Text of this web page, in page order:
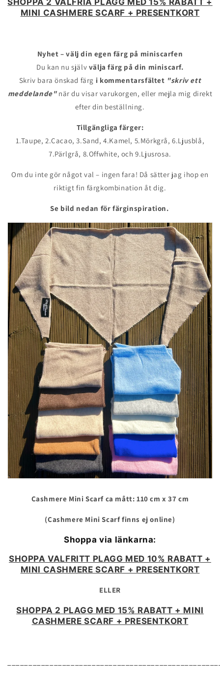
MINI CASHMERE SCARF + PRESENTKORT
Nyhet – välj din egen färg på miniscarfen
Du kan nu själv välja färg på din miniscarf.
Skriv bara önskad färg i kommentarsfältet "skriv ett
meddelande" när du visar varukorgen, eller mejla mig direkt
efter din beställning.
Tillgängliga färger:
1.Taupe, 2.Cacao, 3.Sand, 4.Kamel, 5.Mörkgrå, 6.Ljusblå,
7.Pärlgrå, 8.Offwhite, och 9.Ljusrosa.
Om du inte gör något val – ingen fara! Då sätter jag ihop en
riktigt fin färgkombination åt dig.
Se bild nedan för färginspiration.
Cashmere Mini Scarf ca mått: 110 cm x 37 cm
(Cashmere Mini Scarf finns ej online)
Shoppa via länkarna:
SHOPPA VALFRITT PLAGG MED 10% RABATT +
MINI CASHMERE SCARF + PRESENTKORT
ELLER
SHOPPA 2 PLAGG MED 15% RABATT + MINI
CASHMERE SCARF + PRESENTKORT